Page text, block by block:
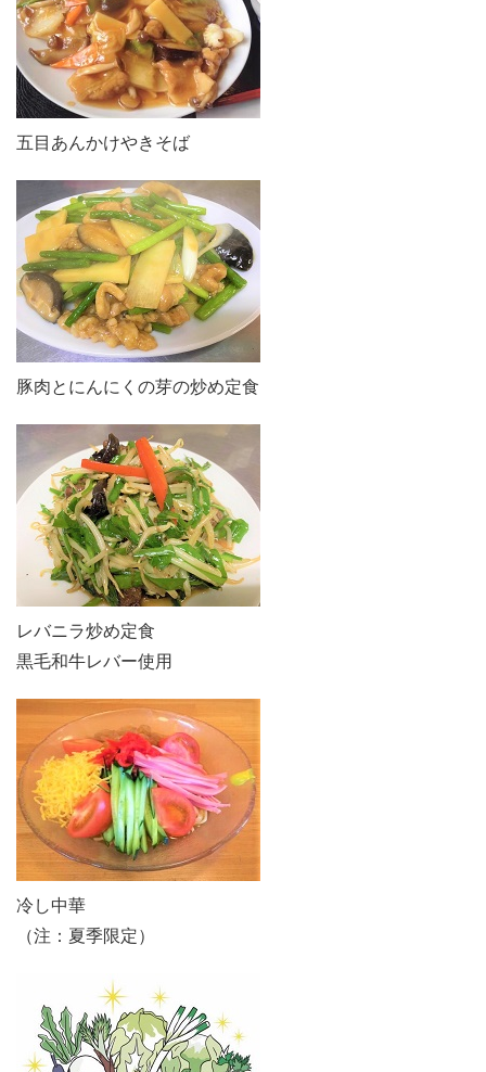
五目あんかけやきそば
豚肉とにんにくの芽の炒め定食
レバニラ炒め定食
黒毛和牛レバー使用
冷し中華
（注：夏季限定）